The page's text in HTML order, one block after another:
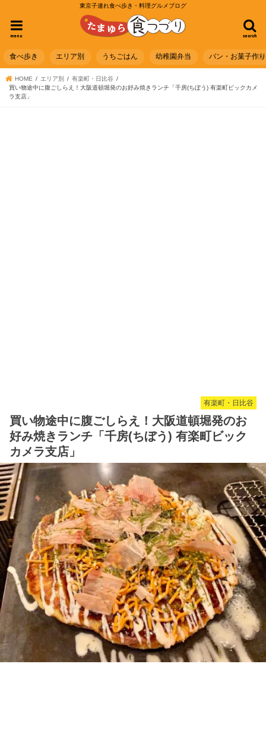
東京子連れ食べ歩き・料理グルメブログ
search
menu
食べ歩き エリア別 うちごはん 幼稚園弁当 パン・お菓子作り
HOME エリア別
有楽町・日比谷
買い物途中に腹ごしらえ！大阪道頓堀発のお好み焼きランチ「千房(ちぼう) 有楽町ビックカメ
ラ支店」
有楽町・日比谷
買い物途中に腹ごしらえ！大阪道頓堀発のお
好み焼きランチ「千房(ちぼう) 有楽町ビック
カメラ支店」